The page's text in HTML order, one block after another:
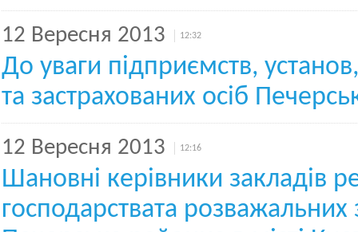
12 Вересня 2013 12:32
До уваги підприємств,
та застрахованих осіб
12 Вересня 2013 12:16
Шановні керівники закладів
господарствата розважальних